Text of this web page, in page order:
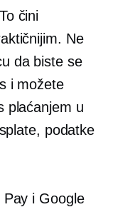
čini
Ne
da biste se
i možete
plaćanjem u
podatke
Pay i Google